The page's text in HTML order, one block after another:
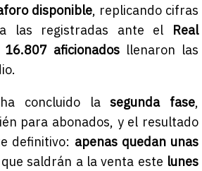
disponible, replicando cifras
las registradas ante el Real
16.807 aficionados llenaron las
concluido lasegunda fase,
para abonados, y el resultado
definitivo: apenas quedan unas
que saldrán a la venta este lunes